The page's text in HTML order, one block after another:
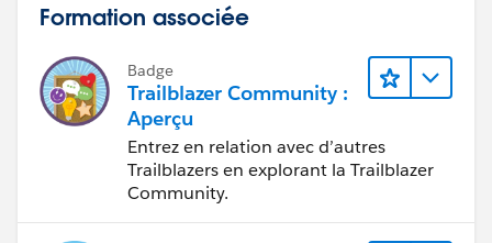
Formation associée
Badge
Trailblazer Community :
Aperçu
Entrez en relation avec d’autres
Trailblazers en explorant la Trailblazer
Community.